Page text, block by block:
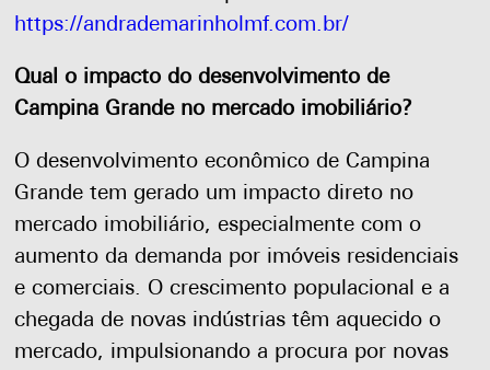
https://andrademarinholmf.com.br/
Qual o impacto do desenvolvimento de
Campina Grande no mercado imobiliário?
O desenvolvimento econômico de Campina
Grande tem gerado um impacto direto no
mercado imobiliário, especialmente com o
aumento da demanda por imóveis residenciais
e comerciais. O crescimento populacional e a
chegada de novas indústrias têm aquecido o
mercado, impulsionando a procura por novas